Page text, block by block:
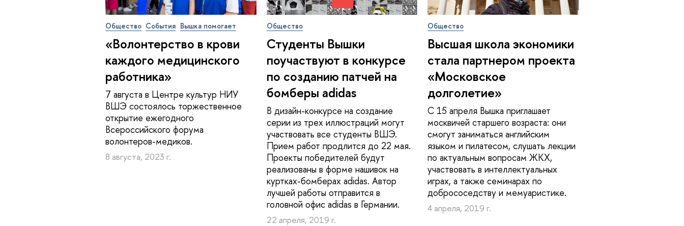
Общество События Вышка помогает
«Во­лон­тер­ство в крови
каждого ме­ди­цин­ско­го
работника»
7 августа в Центре культур НИУ
ВШЭ состоялось торжественное
открытие ежегодного
Всероссийского форума
волонтеров-медиков.
8 августа, 2023 г.
Общество
Студенты Вышки
поучаствуют в конкурсе
по созданию патчей на
бомберы adidas
В дизайн-конкурсе на создание
серии из трех иллюстраций могут
участвовать все студенты ВШЭ.
Прием работ продлится до 22 мая.
Проекты победителей будут
реализованы в форме нашивок на
куртках-бомберах adidas. Автор
лучшей работы отправится в
головной офис adidas в Германии.
22 апреля, 2019 г.
Общество
Высшая школа экономики
стала партнером проекта
«Московское
долголетие»
С 15 апреля Вышка приглашает
москвичей старшего возраста: они
смогут заниматься английским
языком и пилатесом, слушать лекции
по актуальным вопросам ЖКХ,
участвовать в интеллектуальных
играх, а также семинарах по
добрососедству и мемуаристике.
4 апреля, 2019 г.